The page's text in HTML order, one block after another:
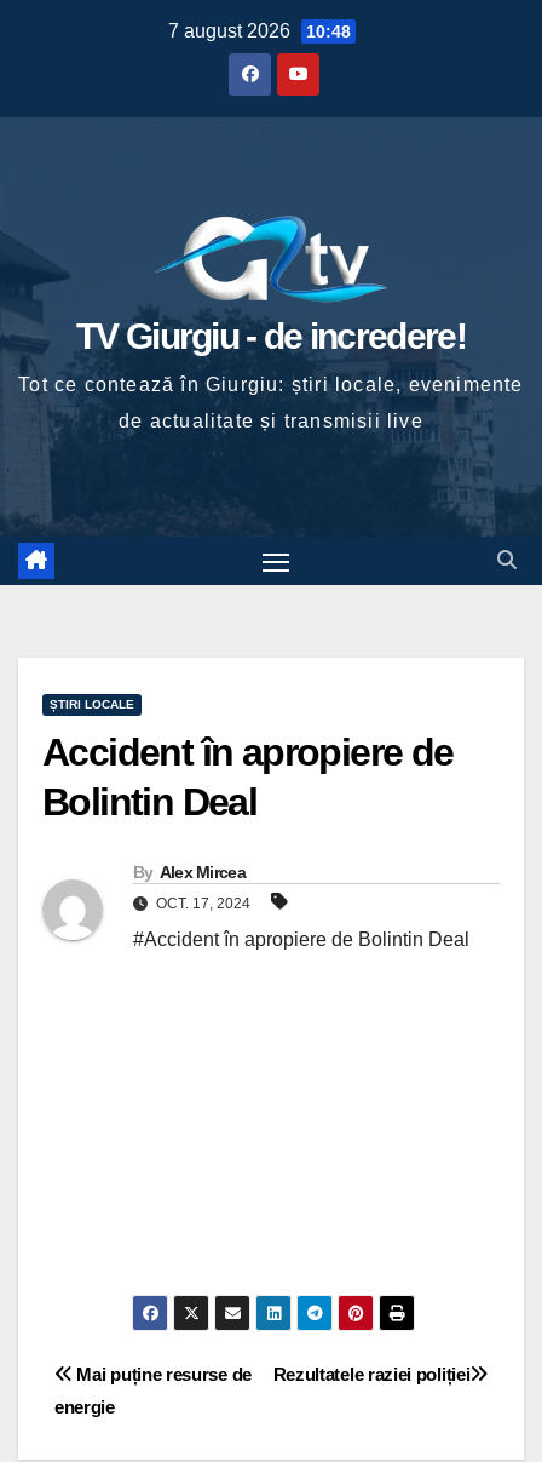
7 august 2026 10:48
TV Giurgiu - de incredere!
Tot ce contează în Giurgiu: știri locale, evenimente
de actualitate și transmisii live
ȘTIRI LOCALE
Accident în apropiere de
Bolintin Deal
By Alex Mircea
OCT. 17, 2024
#Accident în apropiere de Bolintin Deal
Navigare
Rezultatele raziei poliției
Mai puține resurse de
energie